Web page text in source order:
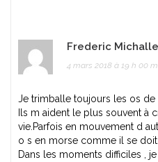
Frederic
4 mars 2018 à 19 h 00
Je trimballe toujours les os de
Ils m aident le plus souvent à
vie.Parfois en mouvement d
o s en morse comme il se doit.
Dans les moments difficiles ,